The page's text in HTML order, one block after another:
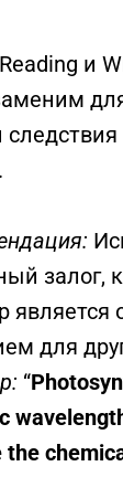
и
залог,
является
для
“
the